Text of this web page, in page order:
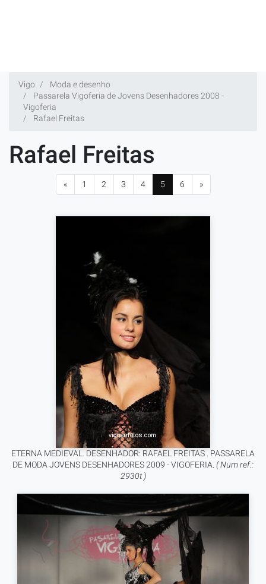
Vigo
Moda e desenho
Passarela Vigoferia de Jovens Desenhadores 2008 -
Vigoferia
Rafael Freitas
Rafael Freitas
« 1 2 3 4 5 6 »
ETERNA MEDIEVAL. DESENHADOR: RAFAEL FREITAS . PASSARELA
DE MODA JOVENS DESENHADORES 2009 - VIGOFERIA. ( Num ref.:
2930t )